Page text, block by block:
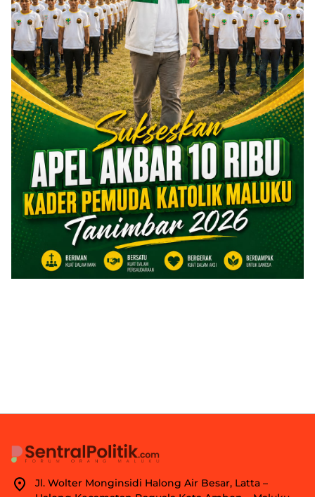
Jl. Wolter Monginsidi Halong Air Besar, Latta –